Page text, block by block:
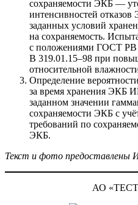
сохраняемости ЭКБ —
интенсивностей
заданных условий
на сохраняемость.
с положениями ГОСТ РВ
В 319.01.15–98 при
относительной
Определение
за время хранения ЭКБ
заданном значении
сохраняемости ЭКБ с
требований по
ЭКБ.
Текст и фото
АО